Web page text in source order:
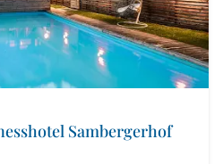
Sambergerhof